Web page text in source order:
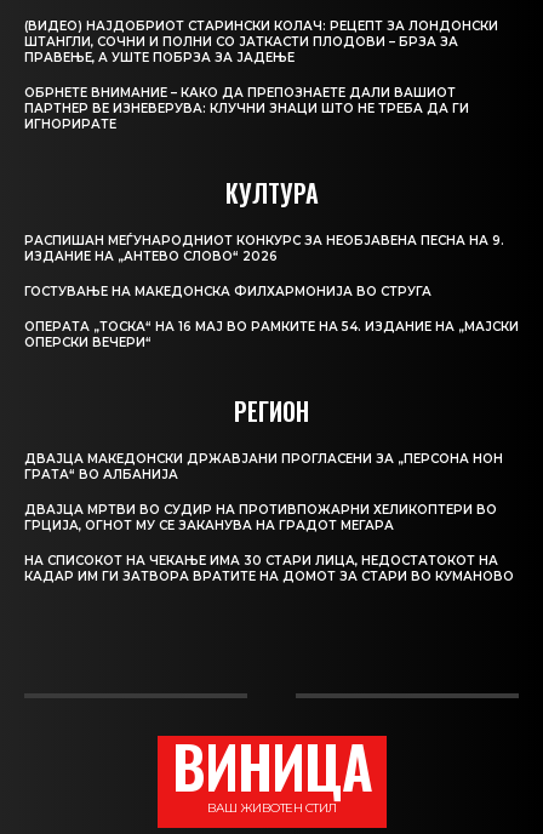
(ВИДЕО) НАЈДОБРИОТ СТАРИНСКИ КОЛАЧ: РЕЦЕПТ ЗА ЛОНДОНСКИ
ШТАНГЛИ, СОЧНИ И ПОЛНИ СО ЈАТКАСТИ ПЛОДОВИ – БРЗА ЗА
ПРАВЕЊЕ, А УШТЕ ПОБРЗА ЗА ЈАДЕЊЕ
ОБРНЕТЕ ВНИМАНИЕ – КАКО ДА ПРЕПОЗНАЕТЕ ДАЛИ ВАШИОТ
ПАРТНЕР ВЕ ИЗНЕВЕРУВА: КЛУЧНИ ЗНАЦИ ШТО НЕ ТРЕБА ДА ГИ
ИГНОРИРАТЕ
КУЛТУРА
РАСПИШАН МЕЃУНАРОДНИОТ КОНКУРС ЗА НЕОБЈАВЕНА ПЕСНА НА 9.
ИЗДАНИЕ НА „АНТЕВО СЛОВО“ 2026
ГОСТУВАЊЕ НА МАКЕДОНСКА ФИЛХАРМОНИЈА ВО СТРУГА
ОПЕРАТА „ТОСКА“ НА 16 МАЈ ВО РАМКИТЕ НА 54. ИЗДАНИЕ НА „МАЈСКИ
ОПЕРСКИ ВЕЧЕРИ“
РЕГИОН
ДВАЈЦА МАКЕДОНСКИ ДРЖАВЈАНИ ПРОГЛАСЕНИ ЗА „ПЕРСОНА НОН
ГРАТА“ ВО АЛБАНИЈА
ДВАЈЦА МРТВИ ВО СУДИР НА ПРОТИВПОЖАРНИ ХЕЛИКОПТЕРИ ВО
ГРЦИЈА, ОГНОТ МУ СЕ ЗАКАНУВА НА ГРАДОТ МЕГАРА
НА СПИСОКОТ НА ЧЕКАЊЕ ИМА 30 СТАРИ ЛИЦА, НЕДОСТАТОКОТ НА
КАДАР ИМ ГИ ЗАТВОРА ВРАТИТЕ НА ДОМОТ ЗА СТАРИ ВО КУМАНОВО
ВИНИЦА
ВАШ ЖИВОТЕН СТИЛ